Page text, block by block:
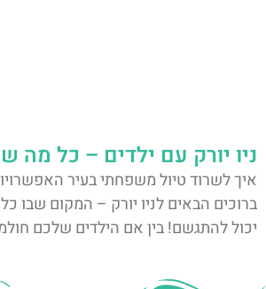
ניו יורק עם ילדים – כל מה
איך לשרוד טיול משפחתי בעיר
ברוכים הבאים לניו יורק – המקום שבו
יכול להתגשם! בין אם הילדים שלכם